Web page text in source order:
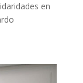
en